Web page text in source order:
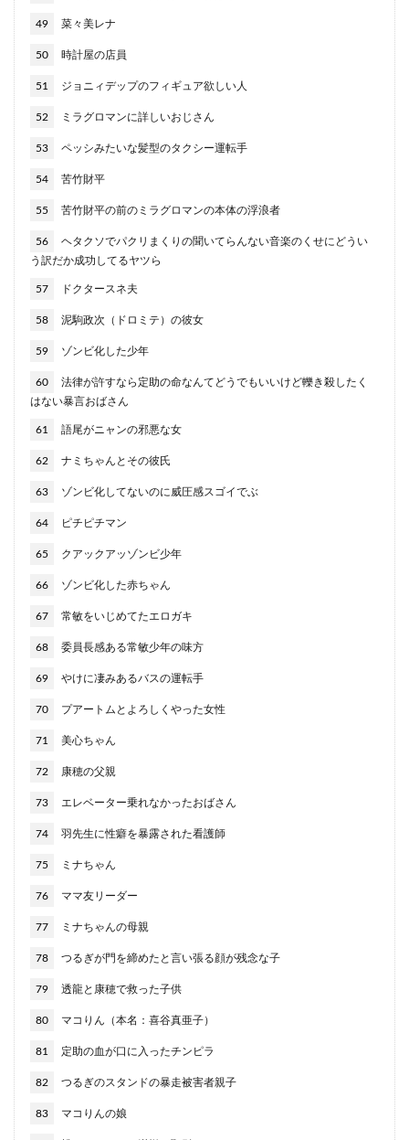
49 菜々美レナ
50 時計屋の店員
51 ジョニィデップのフィギュア欲しい人
52 ミラグロマンに詳しいおじさん
53 ペッシみたいな髪型のタクシー運転手
54 苦竹財平
55 苦竹財平の前のミラグロマンの本体の浮浪者
56
ヘタクソでパクリまくりの聞いてらんない音楽のくせにどうい
う訳だか成功してるヤツら
57 ドクタースネ夫
58 泥駒政次（ドロミテ）の彼女
59 ゾンビ化した少年
60
法律が許すなら定助の命なんてどうでもいいけど轢き殺したく
はない暴言おばさん
61 語尾がニャンの邪悪な女
62 ナミちゃんとその彼氏
63 ゾンビ化してないのに威圧感スゴイでぶ
64 ピチピチマン
65 クアックアッゾンビ少年
66 ゾンビ化した赤ちゃん
67 常敏をいじめてたエロガキ
68 委員長感ある常敏少年の味方
69 やけに凄みあるバスの運転手
70 プアートムとよろしくやった女性
71 美心ちゃん
72 康穂の父親
73 エレベーター乗れなかったおばさん
74 羽先生に性癖を暴露された看護師
75 ミナちゃん
76 ママ友リーダー
77 ミナちゃんの母親
78 つるぎが門を締めたと言い張る顔が残念な子
79 透龍と康穂で救った子供
80 マコりん（本名：喜谷真亜子）
81 定助の血が口に入ったチンピラ
82 つるぎのスタンドの暴走被害者親子
83 マコりんの娘